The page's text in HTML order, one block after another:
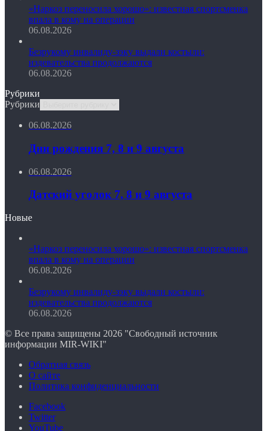
«Наркоз переносила хорошо»: известная спортсменка
впала в кому на операции
06.08.2026
Безрукому инвалиду-зэку выдали костыли:
издевательства продолжаются
06.08.2026
Рубрики
Рубрики
06.08.2026
Дни рождения 7, 8 и 9 августа
06.08.2026
Датский уголок 7, 8 и 9 августа
Новые
«Наркоз переносила хорошо»: известная спортсменка
впала в кому на операции
06.08.2026
Безрукому инвалиду-зэку выдали костыли:
издевательства продолжаются
06.08.2026
© Все права защищены 2026 "Свободный источник
информации MIR-WIKI"
Обратная связь
О сайте
Политика конфиденциальности
Facebook
Twitter
YouTube